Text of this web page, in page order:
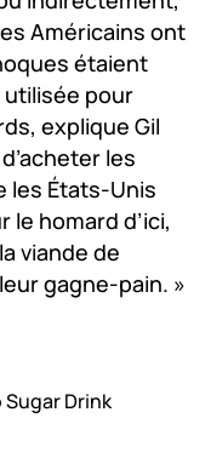
Américains ont
étaient
pour
explique Gil
les
les États-Unis
le homard d’ici,
viande de
gagne-pain. »
Drink